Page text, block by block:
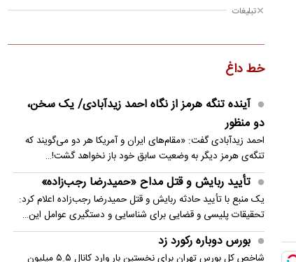
تأیید ربایش و قتل مداح «حمیدرضا رجب‌زاده»
بورس دوباره رکورد زد
فرهنگ، شاید نامحسوس ولی حیاتی
دریاچه ارومیه جان گرفت
صندوق درآمد ثابت ثبات؛ کسب سود حتی در روزهای
تعطیل!
گردش نخبگان؛ ضرورتی برای پویایی، نوآوری و
کارآمدی در حکمرانی
تبلیغات
خط داغ
آینده تنگه هرمز از نگاه احمد زیدآبادی/ یک سخن،
دو منظور
احمد زیدآبادی گفت: «مقام‌های ایران و آمریکا هر دو می‌گویند که
تنگه‌ی هرمز دیگر به وضعیت سابق خود باز نخواهد گشت!…
تأیید ربایش و قتل مداح «حمیدرضا رجب‌زاده»
یک منبع با تأیید حادثه ربایش و قتل حمیدرضا رجب‌زاده اعلام کرد:
تحقیقات پلیسی و قضایی برای شناسایی و دستگیری عوامل این…
بورس دوباره رکورد زد
شاخص کل بورس تهران برای نخستین ‌بار وارد کانال ۵.۵ میلیون